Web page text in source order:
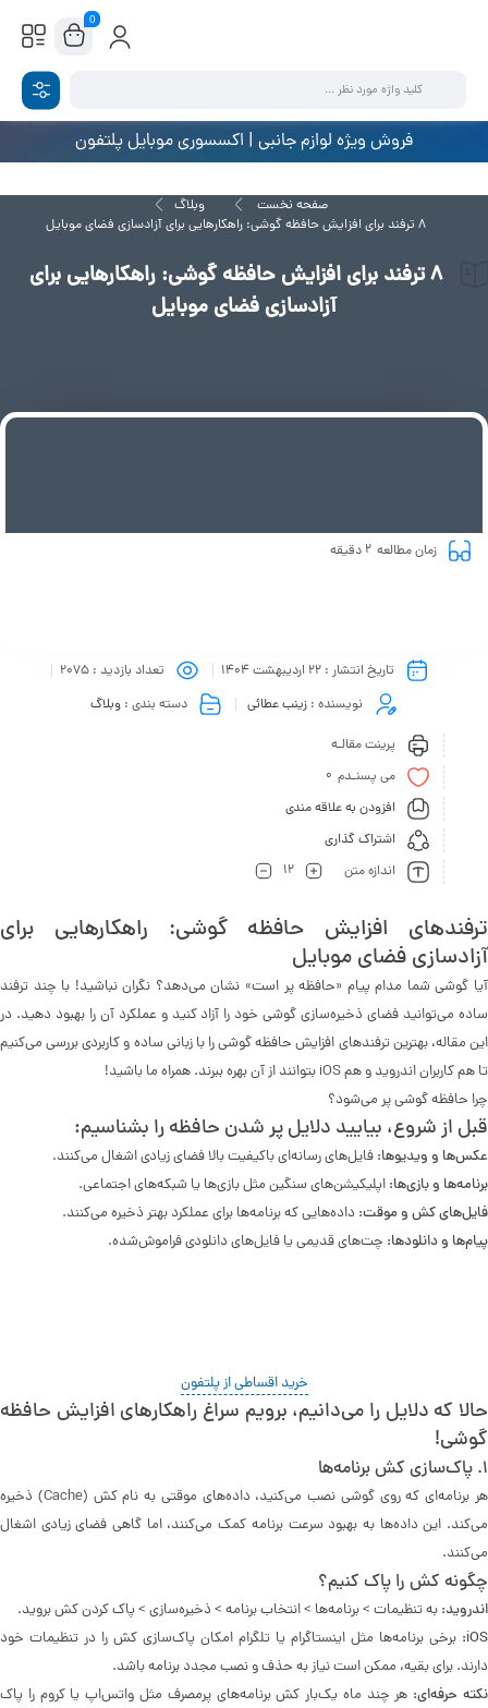
0
فروش ویژه لوازم جانبی | اکسسوری موبایل پلتفون
صفحه نخست
وبلاگ
8 ترفند برای افزایش حافظه گوشی: راهکارهایی برای آزادسازی فضای موبایل
8 ترفند برای افزایش حافظه گوشی: راهکارهایی برای
آزادسازی فضای موبایل
زمان مطالعه 2 دقیقه
تاریخ انتشار :22 اردیبهشت 1404 تعداد بازدید :2075
نویسنده : زینب عطائی دسته بندی : وبلاگ
پرینت مقالـه
می پسنـدم 0
افزودن به علاقه مندی
اشتراک گذاری
اندازه متن
12
ترفندهای افزایش حافظه گوشی: راهکارهایی برای
آزادسازی فضای موبایل
آیا گوشی شما مدام پیام «حافظه پر است» نشان می‌دهد؟ نگران نباشید! با چند ترفند
ساده می‌توانید فضای ذخیره‌سازی گوشی خود را آزاد کنید و عملکرد آن را بهبود دهید. در
این مقاله، بهترین ترفندهای افزایش حافظه گوشی را با زبانی ساده و کاربردی بررسی می‌کنیم
تا هم کاربران اندروید و هم iOS بتوانند از آن بهره ببرند. همراه ما باشید!
چرا حافظه گوشی پر می‌شود؟
قبل از شروع، بیایید دلایل پر شدن حافظه را بشناسیم:
عکس‌ها و ویدیوها: فایل‌های رسانه‌ای باکیفیت بالا فضای زیادی اشغال می‌کنند.
برنامه‌ها و بازی‌ها: اپلیکیشن‌های سنگین مثل بازی‌ها یا شبکه‌های اجتماعی.
فایل‌های کش و موقت: داده‌هایی که برنامه‌ها برای عملکرد بهتر ذخیره می‌کنند.
پیام‌ها و دانلودها: چت‌های قدیمی یا فایل‌های دانلودی فراموش‌شده.
خرید اقساطی از پلتفون
حالا که دلایل را می‌دانیم، برویم سراغ راهکارهای افزایش حافظه
گوشی!
۱. پاک‌سازی کش برنامه‌ها
هر برنامه‌ای که روی گوشی نصب می‌کنید، داده‌های موقتی به نام کش (Cache) ذخیره
می‌کند. این داده‌ها به بهبود سرعت برنامه کمک می‌کنند، اما گاهی فضای زیادی اشغال
می‌کنند.
چگونه کش را پاک کنیم؟
اندروید: به تنظیمات > برنامه‌ها > انتخاب برنامه > ذخیره‌سازی > پاک کردن کش بروید.
iOS: برخی برنامه‌ها مثل اینستاگرام یا تلگرام امکان پاک‌سازی کش را در تنظیمات خود
دارند. برای بقیه، ممکن است نیاز به حذف و نصب مجدد برنامه باشد.
نکته حرفه‌ای: هر چند ماه یک‌بار کش برنامه‌های پرمصرف مثل واتس‌اپ یا کروم را پاک